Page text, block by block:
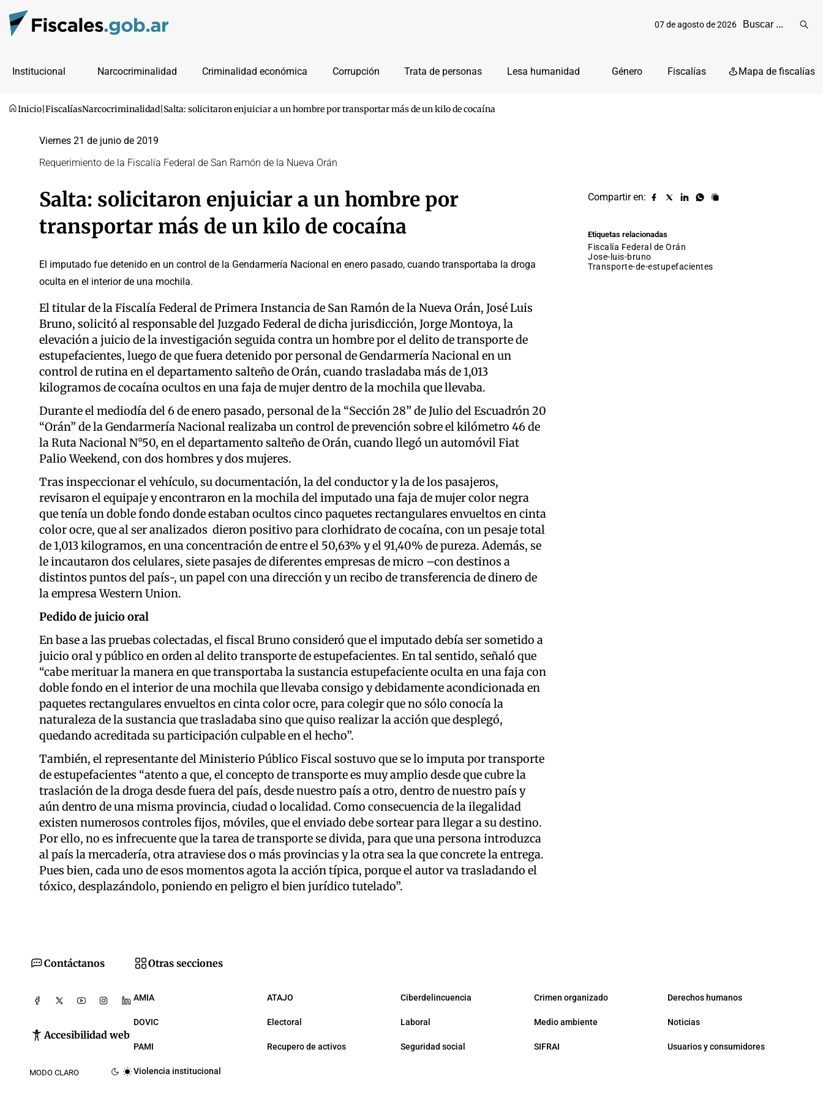
07 de agosto de 2026
Institucional Narcocriminalidad Criminalidad económica Corrupción Trata de personas Lesa humanidad Género Fiscalías Mapa de fiscalías
Inicio FiscalíasNarcocriminalidad Salta: solicitaron enjuiciar a un hombre por transportar más de un kilo de cocaína
Viernes 21 de junio de 2019
Requerimiento de la Fiscalía Federal de San Ramón de la Nueva Orán
Salta: solicitaron enjuiciar a un hombre por
transportar más de un kilo de cocaína
El imputado fue detenido en un control de la Gendarmería Nacional en enero pasado, cuando transportaba la droga
oculta en el interior de una mochila.
El titular de la Fiscalía Federal de Primera Instancia de San Ramón de la Nueva Orán, José Luis
Bruno, solicitó al responsable del Juzgado Federal de dicha jurisdicción, Jorge Montoya, la
elevación a juicio de la investigación seguida contra un hombre por el delito de transporte de
estupefacientes, luego de que fuera detenido por personal de Gendarmería Nacional en un
control de rutina en el departamento salteño de Orán, cuando trasladaba más de 1,013
kilogramos de cocaína ocultos en una faja de mujer dentro de la mochila que llevaba.
Durante el mediodía del 6 de enero pasado, personal de la “Sección 28” de Julio del Escuadrón 20
“Orán” de la Gendarmería Nacional realizaba un control de prevención sobre el kilómetro 46 de
la Ruta Nacional N°50, en el departamento salteño de Orán, cuando llegó un automóvil Fiat
Palio Weekend, con dos hombres y dos mujeres.
Tras inspeccionar el vehículo, su documentación, la del conductor y la de los pasajeros,
revisaron el equipaje y encontraron en la mochila del imputado una faja de mujer color negra
que tenía un doble fondo donde estaban ocultos cinco paquetes rectangulares envueltos en cinta
color ocre, que al ser analizados dieron positivo para clorhidrato de cocaína, con un pesaje total
de 1,013 kilogramos, en una concentración de entre el 50,63% y el 91,40% de pureza. Además, se
le incautaron dos celulares, siete pasajes de diferentes empresas de micro –con destinos a
distintos puntos del país-, un papel con una dirección y un recibo de transferencia de dinero de
la empresa Western Union.
Pedido de juicio oral
En base a las pruebas colectadas, el fiscal Bruno consideró que el imputado debía ser sometido a
juicio oral y público en orden al delito transporte de estupefacientes. En tal sentido, señaló que
“cabe merituar la manera en que transportaba la sustancia estupefaciente oculta en una faja con
doble fondo en el interior de una mochila que llevaba consigo y debidamente acondicionada en
paquetes rectangulares envueltos en cinta color ocre, para colegir que no sólo conocía la
naturaleza de la sustancia que trasladaba sino que quiso realizar la acción que desplegó,
quedando acreditada su participación culpable en el hecho”.
También, el representante del Ministerio Público Fiscal sostuvo que se lo imputa por transporte
de estupefacientes “atento a que, el concepto de transporte es muy amplio desde que cubre la
traslación de la droga desde fuera del país, desde nuestro país a otro, dentro de nuestro país y
aún dentro de una misma provincia, ciudad o localidad. Como consecuencia de la ilegalidad
existen numerosos controles fijos, móviles, que el enviado debe sortear para llegar a su destino.
Por ello, no es infrecuente que la tarea de transporte se divida, para que una persona introduzca
al país la mercadería, otra atraviese dos o más provincias y la otra sea la que concrete la entrega.
Pues bien, cada uno de esos momentos agota la acción típica, porque el autor va trasladando el
tóxico, desplazándolo, poniendo en peligro el bien jurídico tutelado”.
Compartir en:
Compartir
Compartir
Compartir
Compartir
Copiar
Etiquetas relacionadas
Fiscalía Federal de Orán
jose-luis-bruno
transporte-de-estupefacientes
Contáctanos
Accesibilidad web
MODO CLARO
Otras secciones
AMIA ATAJO Ciberdelincuencia Crimen organizado Derechos humanos
DOVIC Electoral Laboral Medio ambiente Noticias
PAMI Recupero de activos Seguridad social SIFRAI Usuarios y consumidores
Violencia institucional